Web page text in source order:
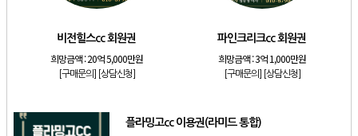
소노호텔앤리조트 패밀리 회원권
플라밍고cc 이용권(라미드 통합)
비전힐스cc 회원권
희망금액 :20억 5,000만원
[구매문의] [상담신청]
파인크리크cc 회원권
희망금액 :3억 1,000만원
[구매문의] [상담신청]
플라밍고cc 이용권(라미드 통합)